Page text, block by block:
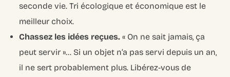
seconde vie. Tri écologique et économique est le
meilleur choix.
Chassez les idées reçues. « On ne sait jamais, ça
peut servir »… Si un objet n’a pas servi depuis un an,
il ne sert probablement plus. Libérez-vous de